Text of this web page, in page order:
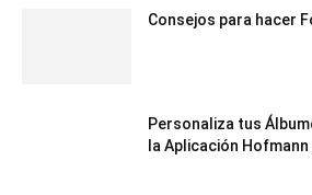
Consejos para hacer
Personaliza tus
la Aplicación Hofmann